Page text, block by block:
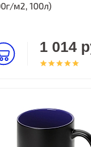
м2, 100л)
1 014